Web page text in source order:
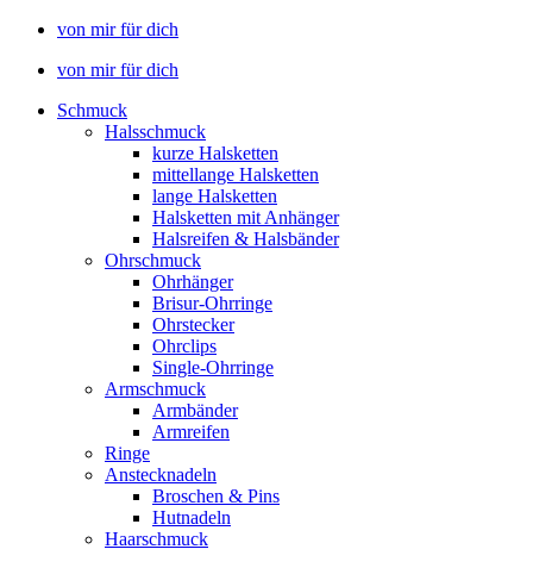
von mir für dich
von mir für dich
Schmuck
Halsschmuck
kurze Halsketten
mittellange Halsketten
lange Halsketten
Halsketten mit Anhänger
Halsreifen & Halsbänder
Ohrschmuck
Ohrhänger
Brisur-Ohrringe
Ohrstecker
Ohrclips
Single-Ohrringe
Armschmuck
Armbänder
Armreifen
Ringe
Anstecknadeln
Broschen & Pins
Hutnadeln
Haarschmuck